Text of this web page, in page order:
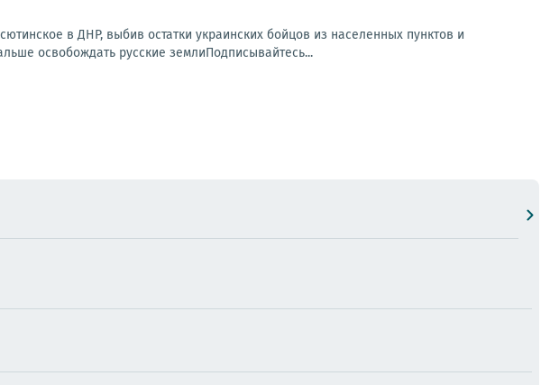
в ДНР, выбив остатки украинских бойцов из населенных пунктов и
освобождать русские землиПодписывайтесь...